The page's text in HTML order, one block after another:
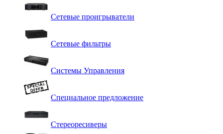
Сетевые проигрыватели
Сетевые фильтры
Системы Управления
Специальное предложение
Стереоресиверы